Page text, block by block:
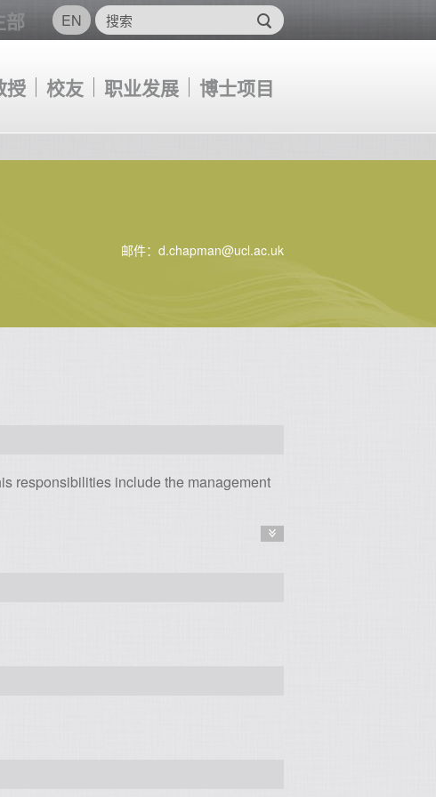
EN
授 校友 职业发展 博士项目
部
邮件：d.chapman@ucl.ac.uk
responsibilities include the management